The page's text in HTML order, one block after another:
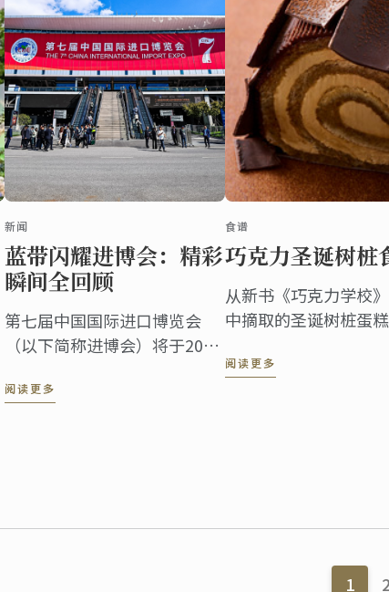
新闻
蓝带闪耀进博会：精彩
瞬间全回顾
第七届中国国际进口博览会
（以下简称进博会）将于2024
中心（上海）举办。法国，作
阅读更多
食谱
巧克力圣诞树桩
从新书《巧克力学校
中摘取的圣诞树桩蛋
增添节日氛围。
阅读更多
1